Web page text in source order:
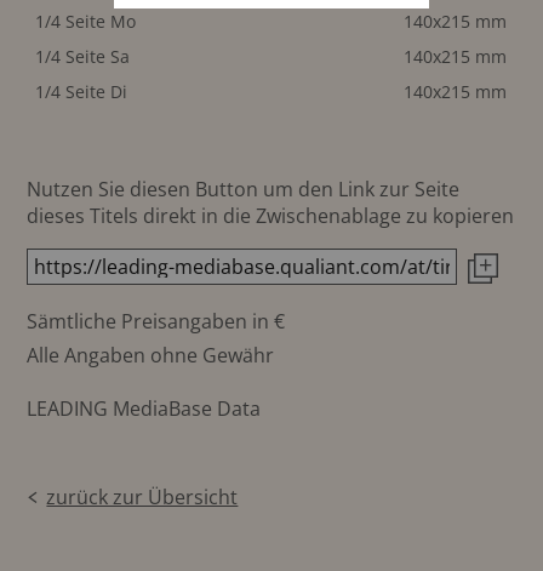
1/4 Seite Mo
140x215 mm
1/4 Seite Sa
140x215 mm
1/4 Seite Di
140x215 mm
Nutzen Sie diesen Button um den Link zur Seite
dieses Titels direkt in die Zwischenablage zu kopieren
Sämtliche Preisangaben in €
Alle Angaben ohne Gewähr
LEADING MediaBase Data
zurück zur Übersicht